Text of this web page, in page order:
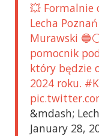
💥 Formalnie
Lecha
Murawski
pomocnik
który będzie
2024 roku.
&mdash;
January 28,